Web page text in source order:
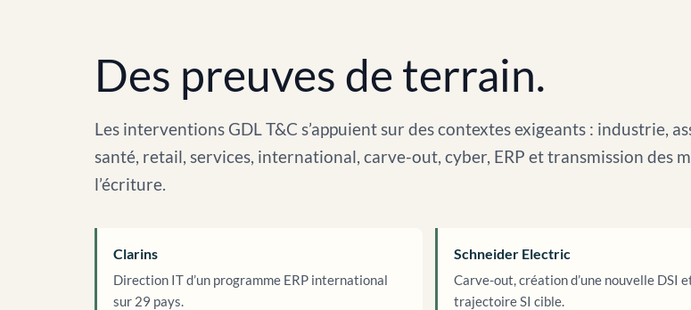
Des preuves de terrain.
Les interventions GDL T&C s’appuient sur des contextes exigeants : industrie,
santé, retail, services, international, carve-out, cyber, ERP et transmission des
l’écriture.
Clarins
Direction IT d’un programme ERP international
sur 29 pays.
Schneider Electric
Carve-out, création d’une nouvelle DSI
trajectoire SI cible.